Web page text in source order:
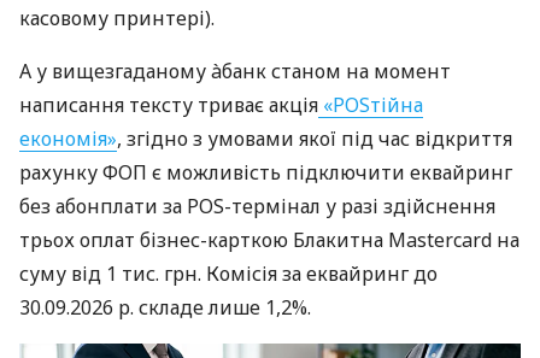
касовому принтері).
А у вищезгаданому àбанк станом на момент
написання тексту триває акція «POSтійна
економія», згідно з умовами якої під час відкриття
рахунку ФОП є можливість підключити еквайринг
без абонплати за POS-термінал у разі здійснення
трьох оплат бізнес-карткою Блакитна Mastercard на
суму від 1 тис. грн. Комісія за еквайринг до
30.09.2026 р. складе лише 1,2%.